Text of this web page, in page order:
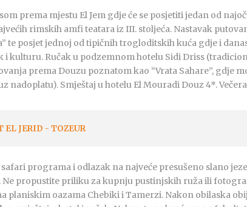
prema mjestu El Jem gdje će se posjetiti jedan od
rimskih amfi teatara iz III. stoljeća. Nastavak
te posjet jednoj od tipičnih trogloditskih kuća gdje i
i kulturu. Ručak u podzemnom hotelu Sidi Driss
prema Douzu poznatom kao “Vrata Sahare”, gdje
nadoplatu). Smještaj u hotelu El Mouradi Douz 4*.
EL JERID - TOZEUR
programa i odlazak na najveće presušeno slano
Ne propustite priliku za kupnju pustinjskih ruža ili
planiskim oazama Chebiki i Tamerzi. Nakon obilaska